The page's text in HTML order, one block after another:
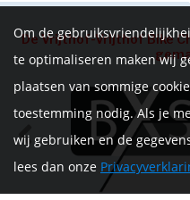
De Vrijthof-Vrijthof Bike
Om de
te optimaliseren maken wij
plaatsen van sommige
toestemming nodig. Als je
wij gebruiken en de
lees dan onze